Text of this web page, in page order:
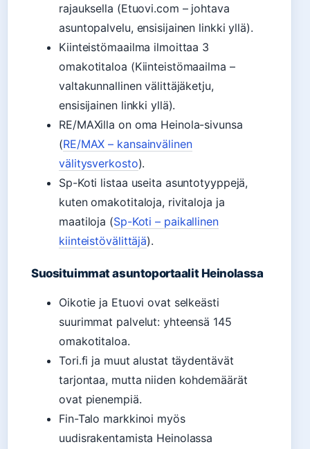
rajauksella (Etuovi.com – johtava
asuntopalvelu, ensisijainen linkki yllä).
Kiinteistömaailma ilmoittaa 3
omakotitaloa (Kiinteistömaailma –
valtakunnallinen välittäjäketju,
ensisijainen linkki yllä).
RE/MAXilla on oma Heinola-sivunsa
(RE/MAX – kansainvälinen
välitysverkosto).
Sp-Koti listaa useita asuntotyyppejä,
kuten omakotitaloja, rivitaloja ja
maatiloja (Sp-Koti – paikallinen
kiinteistövälittäjä).
Suosituimmat asuntoportaalit Heinolassa
Oikotie ja Etuovi ovat selkeästi
suurimmat palvelut: yhteensä 145
omakotitaloa.
Tori.fi ja muut alustat täydentävät
tarjontaa, mutta niiden kohdemäärät
ovat pienempiä.
Fin-Talo markkinoi myös
uudisrakentamista Heinolassa